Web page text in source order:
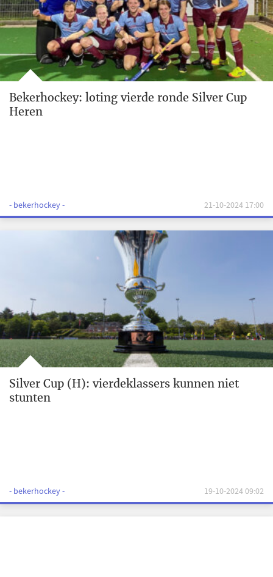
Bekerhockey: loting vierde ronde Silver Cup
Heren
- bekerhockey - 21-10-2024 17:00
Silver Cup (H): vierdeklassers kunnen niet
stunten
- bekerhockey - 19-10-2024 09:02